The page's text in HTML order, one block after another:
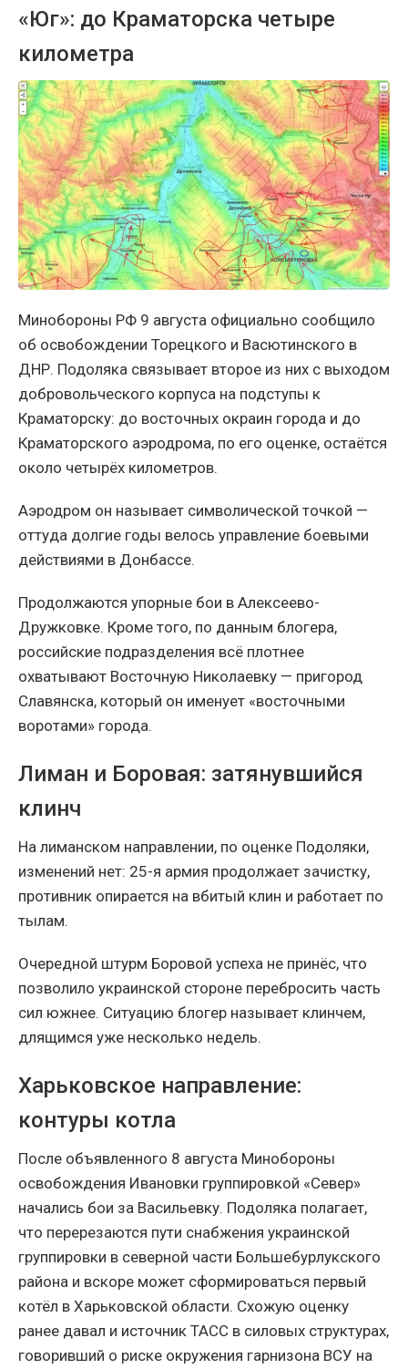
«Юг»: до Краматорска четыре
километра
Минобороны РФ 9 августа официально сообщило
об освобождении Торецкого и Васютинского в
ДНР. Подоляка связывает второе из них с выходом
добровольческого корпуса на подступы к
Краматорску: до восточных окраин города и до
Краматорского аэродрома, по его оценке, остаётся
около четырёх километров.
Аэродром он называет символической точкой —
оттуда долгие годы велось управление боевыми
действиями в Донбассе.
Продолжаются упорные бои в Алексеево-
Дружковке. Кроме того, по данным блогера,
российские подразделения всё плотнее
охватывают Восточную Николаевку — пригород
Славянска, который он именует «восточными
воротами» города.
Лиман и Боровая: затянувшийся
клинч
На лиманском направлении, по оценке Подоляки,
изменений нет: 25-я армия продолжает зачистку,
противник опирается на вбитый клин и работает по
тылам.
Очередной штурм Боровой успеха не принёс, что
позволило украинской стороне перебросить часть
сил южнее. Ситуацию блогер называет клинчем,
длящимся уже несколько недель.
Харьковское направление:
контуры котла
После объявленного 8 августа Минобороны
освобождения Ивановки группировкой «Север»
начались бои за Васильевку. Подоляка полагает,
что перерезаются пути снабжения украинской
группировки в северной части Большебурлукского
района и вскоре может сформироваться первый
котёл в Харьковской области. Схожую оценку
ранее давал и источник ТАСС в силовых структурах,
говоривший о риске окружения гарнизона ВСУ на